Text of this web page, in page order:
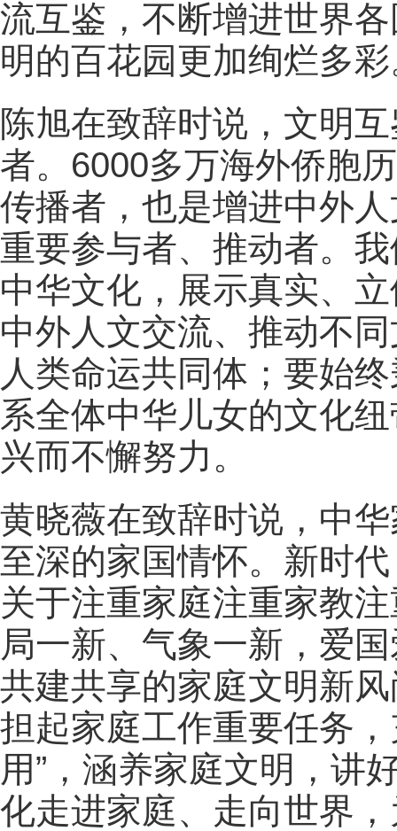
流互鉴，不断增进世界
明的百花园更加绚烂多
陈旭在致辞时说，文明
者。6000多万海外侨胞
传播者，也是增进中外
重要参与者、推动者。
中华文化，展示真实、
中外人文交流、推动不
人类命运共同体；要始
系全体中华儿女的文化
兴而不懈努力。
黄晓薇在致辞时说，中
至深的家国情怀。新时
关于注重家庭注重家教
局一新、气象一新，爱
共建共享的家庭文明新
担起家庭工作重要任务
用”，涵养家庭文明，讲
化走进家庭、走向世界